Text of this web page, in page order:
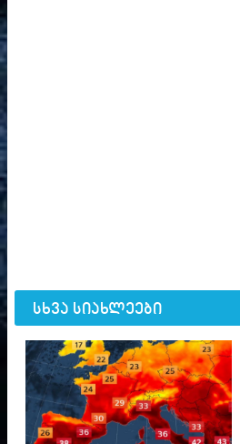
სხვა სიახლეები